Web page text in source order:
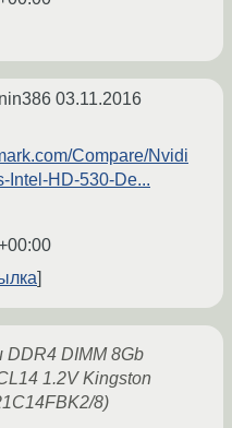
03.11.2016
Compare/Nvidi
Intel-HD-530-De...
DIMM 8Gb
1.2V Kingston
8)